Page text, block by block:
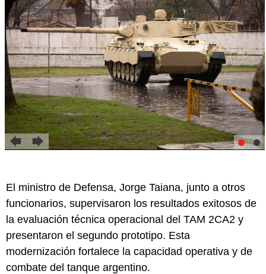
El ministro de Defensa, Jorge Taiana, junto a otros
funcionarios, supervisaron los resultados exitosos de
la evaluación técnica operacional del TAM 2CA2 y
presentaron el segundo prototipo. Esta
modernización fortalece la capacidad operativa y de
combate del tanque argentino.